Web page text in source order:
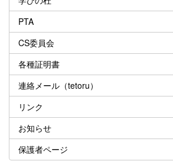
PTA
CS委員会
各種証明書
連絡メール（tetoru）
リンク
お知らせ
保護者ページ